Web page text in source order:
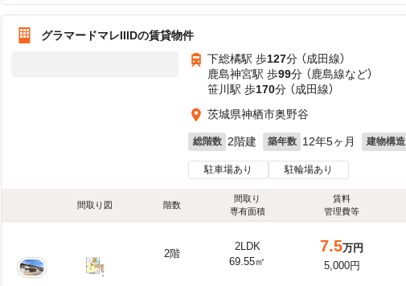
グラマードマレIIIDの賃貸物件
下総橘駅 歩127分 （成田線）
鹿島神宮駅 歩99分 （鹿島線など）
笹川駅 歩170分 （成田線）
茨城県神栖市奥野谷
総階数 2階建 築年数 12年5ヶ月 建物構造
駐車場あり 駐輪場あり
間取り図 階数
間取り
専有面積
賃料
管理費等
2階
2LDK
69.55㎡
7.5万円
5,000円